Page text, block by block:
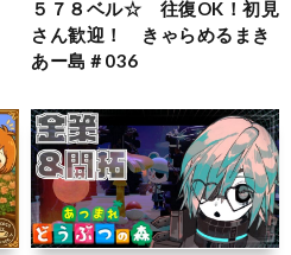
５７８ベル☆ 往復OK！初見
さん歓迎！ きゃらめるまき
あー島＃036